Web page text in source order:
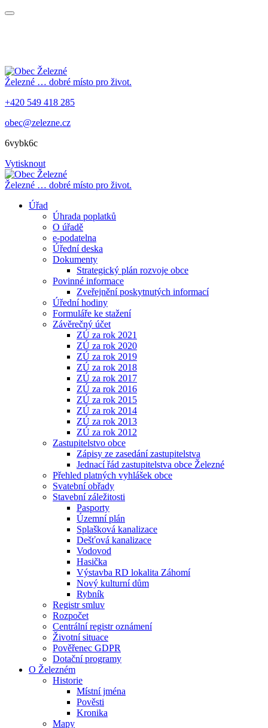
Železné … dobré místo pro život.
+420 549 418 285
obec@zelezne.cz
6vybk6c
Vytisknout
Železné … dobré místo pro život.
Úřad
Úhrada poplatků
O úřadě
e-podatelna
Úřední deska
Dokumenty
Strategický plán rozvoje obce
Povinné informace
Zveřejnění poskytnutých informací
Úřední hodiny
Formuláře ke stažení
Závěrečný účet
ZÚ za rok 2021
ZÚ za rok 2020
ZÚ za rok 2019
ZÚ za rok 2018
ZÚ za rok 2017
ZÚ za rok 2016
ZÚ za rok 2015
ZÚ za rok 2014
ZÚ za rok 2013
ZÚ za rok 2012
Zastupitelstvo obce
Zápisy ze zasedání zastupitelstva
Jednací řád zastupitelstva obce Železné
Přehled platných vyhlášek obce
Svatební obřady
Stavební záležitosti
Pasporty
Územní plán
Splašková kanalizace
Dešťová kanalizace
Vodovod
Hasička
Výstavba RD lokalita Záhomí
Nový kulturní dům
Rybník
Registr smluv
Rozpočet
Centrální registr oznámení
Životní situace
Pověřenec GDPR
Dotační programy
O Železném
Historie
Místní jména
Pověsti
Kronika
Mapy